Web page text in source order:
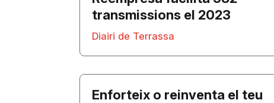
transmissions el 2023
Diairi de Terrassa
Enforteix o reinventa el teu